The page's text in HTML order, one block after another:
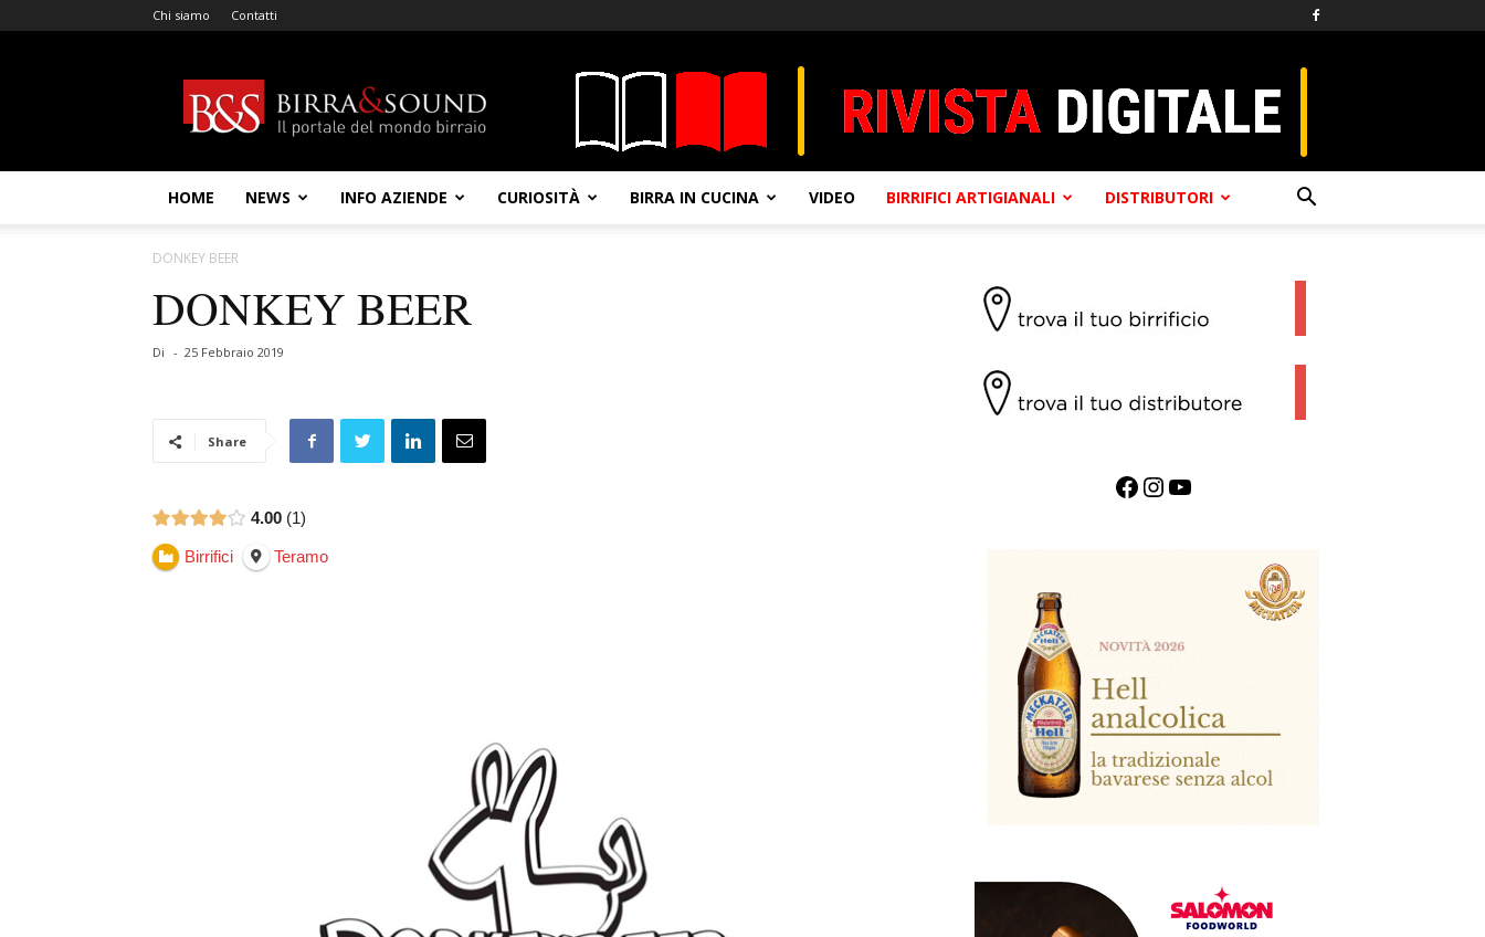
Chi siamo Contatti
&
Sound
HOME NEWS INFO AZIENDE CURIOSITÀ BIRRA IN CUCINA VIDEO BIRRIFICI ARTIGIANALI DISTRIBUTORI
DONKEY BEER
DONKEY BEER
Di - 25 Febbraio 2019
Share
4.00 1
Birrifici Teramo
Facebook InstagramYouTube